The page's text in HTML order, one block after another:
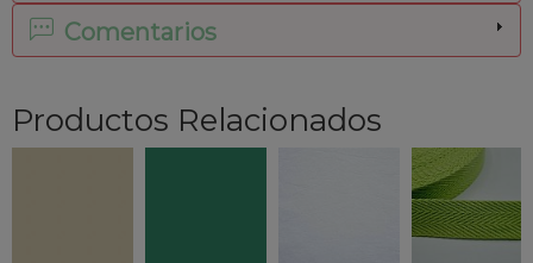
Comentarios
Productos Relacionados